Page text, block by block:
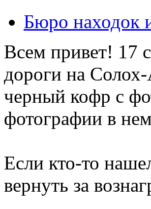
Бюро находок
Всем привет! 17
дороги на
черный кофр с
фотографии в
Если кто-то
вернуть за